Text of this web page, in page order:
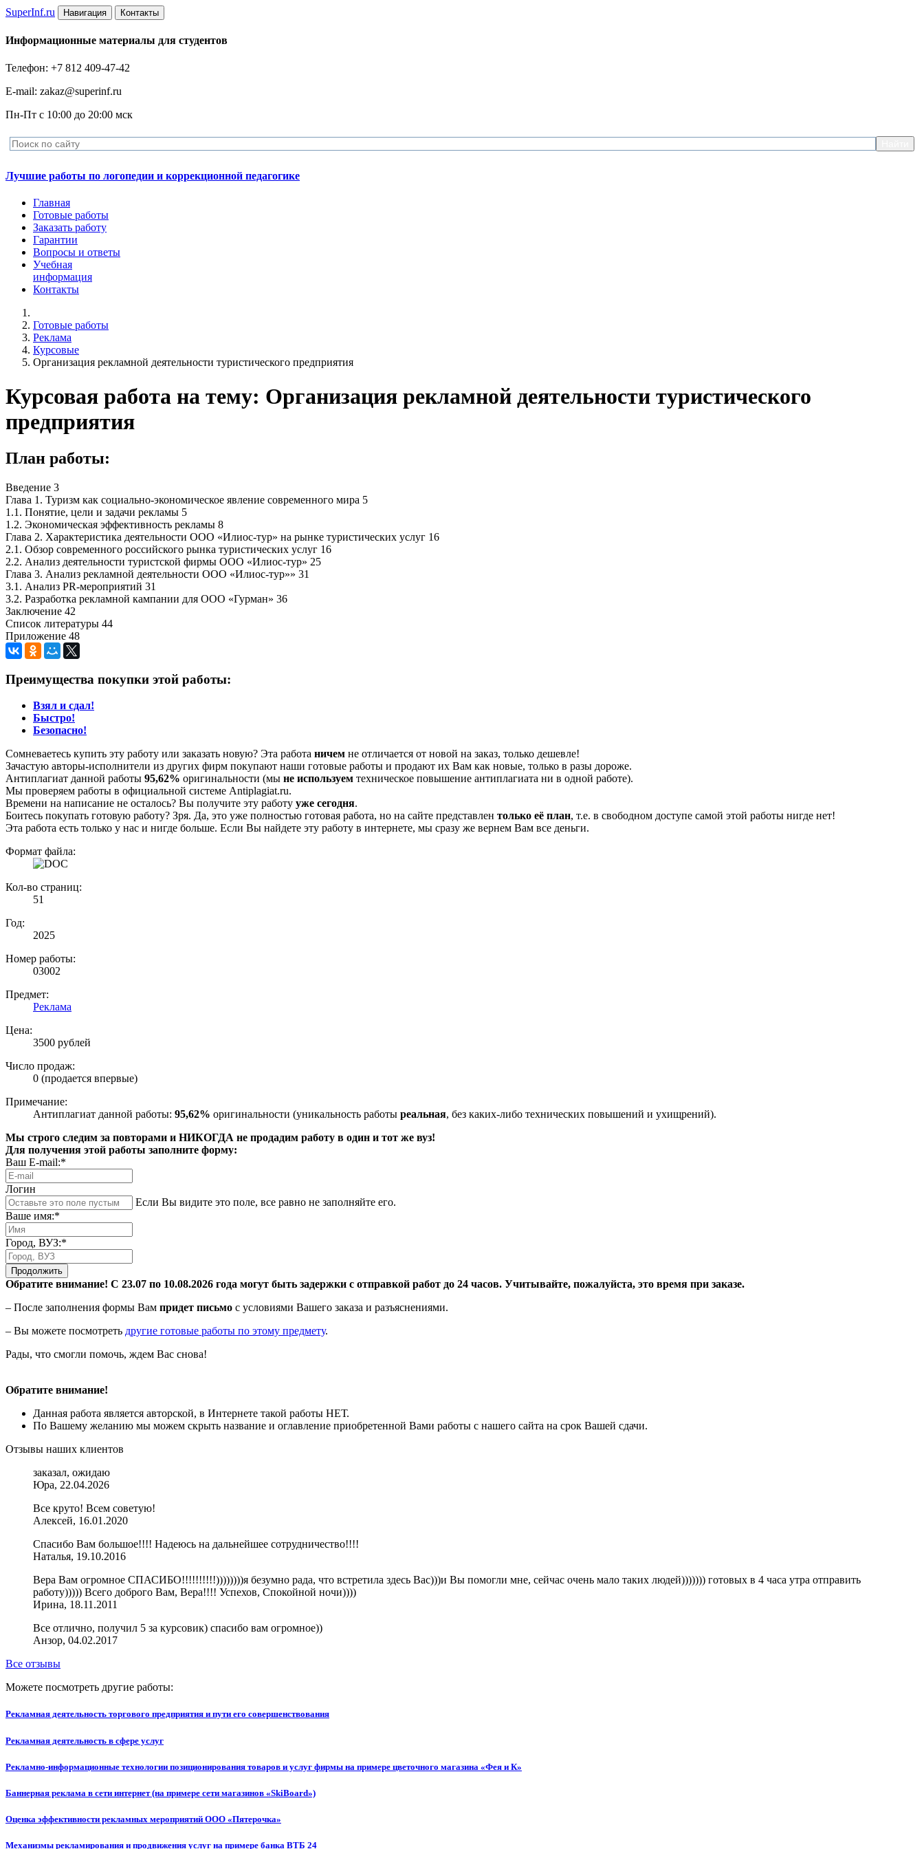
SuperInf.ru Навигация Контакты
Информационные материалы для студентов
Телефон: +7 812 409-47-42
E-mail: zakaz@superinf.ru
Пн-Пт с 10:00 до 20:00 мск
Лучшие работы по логопедии и коррекционной педагогике
Главная
Готовые работы
Заказать работу
Гарантии
Вопросы и ответы
Учебная
информация
Контакты
Готовые работы
Реклама
Курсовые
Организация рекламной деятельности туристического предприятия
Курсовая работа на тему: Организация рекламной деятельности туристического
предприятия
План работы:
Введение 3
Глава 1. Туризм как социально-экономическое явление современного мира 5
1.1. Понятие, цели и задачи рекламы 5
1.2. Экономическая эффективность рекламы 8
Глава 2. Характеристика деятельности ООО «Илиос-тур» на рынке туристических услуг 16
2.1. Обзор современного российского рынка туристических услуг 16
2.2. Анализ деятельности туристской фирмы ООО «Илиос-тур» 25
Глава 3. Анализ рекламной деятельности ООО «Илиос-тур»» 31
3.1. Анализ PR-мероприятий 31
3.2. Разработка рекламной кампании для ООО «Гурман» 36
Заключение 42
Список литературы 44
Приложение 48
Преимущества покупки этой работы:
Взял и сдал!
Быстро!
Безопасно!
Сомневаетесь купить эту работу или заказать новую? Эта работа ничем не отличается от новой на заказ, только дешевле!
Зачастую авторы-исполнители из других фирм покупают наши готовые работы и продают их Вам как новые, только в разы дороже.
Антиплагиат данной работы 95,62% оригинальности (мы не используем техническое повышение антиплагиата ни в одной работе).
Мы проверяем работы в официальной системе Аntiplagiat.ru.
Времени на написание не осталось? Вы получите эту работу уже сегодня.
Боитесь покупать готовую работу? Зря. Да, это уже полностью готовая работа, но на сайте представлен только её план, т.е. в свободном доступе самой этой работы нигде нет!
Эта работа есть только у нас и нигде больше. Если Вы найдете эту работу в интернете, мы сразу же вернем Вам все деньги.
Формат файла:
Кол-во страниц:
51
Год:
2025
Номер работы:
03002
Предмет:
Реклама
Цена:
3500 рублей
Число продаж:
0 (продается впервые)
Примечание:
Антиплагиат данной работы: 95,62% оригинальности (уникальность работы реальная, без каких-либо технических повышений и ухищрений).
Мы строго следим за повторами и НИКОГДА не продадим работу в один и тот же вуз!
Для получения этой работы заполните форму:
Ваш E-mail:*
Логин
Если Вы видите это поле, все равно не заполняйте его.
Ваше имя:*
Город, ВУЗ:*
Продолжить
Обратите внимание! С 23.07 по 10.08.2026 года могут быть задержки с отправкой работ до 24 часов. Учитывайте, пожалуйста, это время при заказе.
– После заполнения формы Вам придет письмо с условиями Вашего заказа и разъяснениями.
– Вы можете посмотреть другие готовые работы по этому предмету.
Рады, что смогли помочь, ждем Вас снова!
Обратите внимание!
Данная работа является авторской, в Интернете такой работы НЕТ.
По Вашему желанию мы можем скрыть название и оглавление приобретенной Вами работы с нашего сайта на срок Вашей сдачи.
Отзывы наших клиентов
заказал, ожидаю
Юра, 22.04.2026
Все круто! Всем советую!
Алексей, 16.01.2020
Спасибо Вам большое!!!! Надеюсь на дальнейшее сотрудничество!!!!
Наталья, 19.10.2016
Вера Вам огромное СПАСИБО!!!!!!!!!!))))))))я безумно рада, что встретила здесь Вас)))и Вы помогли мне, сейчас очень мало таких людей))))))) готовых в 4 часа утра отправить
работу))))) Всего доброго Вам, Вера!!!! Успехов, Спокойной ночи))))
Ирина, 18.11.2011
Все отлично, получил 5 за курсовик) спасибо вам огромное))
Анзор, 04.02.2017
Все отзывы
Можете посмотреть другие работы:
Рекламная деятельность торгового предприятия и пути его совершенствования
Рекламная деятельность в сфере услуг
Рекламно-информационные технологии позиционирования товаров и услуг фирмы на примере цветочного магазина «Фея и К»
Баннерная реклама в сети интернет (на примере сети магазинов «SkiBoard»)
Оценка эффективности рекламных мероприятий ООО «Пятерочка»
Механизмы рекламирования и продвижения услуг на примере банка ВТБ 24